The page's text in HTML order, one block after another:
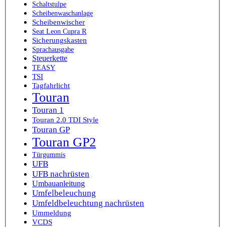
Schaltstulpe
Scheibenwaschanlage
Scheibenwischer
Seat Leon Cupra R
Sicherungskasten
Sprachausgabe
Steuerkette
TEASY
TSI
Tagfahrlicht
Touran
Touran 1
Touran 2.0 TDI Style
Touran GP
Touran GP2
Türgummis
UFB
UFB nachrüsten
Umbauanleitung
Umfelbeleuchung
Umfeldbeleuchtung nachrüsten
Ummeldung
VCDS